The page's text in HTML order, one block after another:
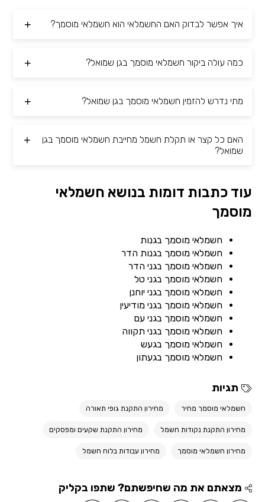
איך אפשר לבדוק האם החשמלאי הוא חשמלאי מוסמך?
כמה עולה ביקור חשמלאי מוסמך בגן שמואל?
מתי נדרש להזמין חשמלאי מוסמך בגן שמואל?
האם כל קצר או תקלת חשמל מחייבת חשמלאי מוסמך בגן
שמואל?
עוד כתבות דומות בנושא חשמלאי
מוסמך
חשמלאי מוסמך בגנות
חשמלאי מוסמך בגנות הדר
חשמלאי מוסמך בגני הדר
חשמלאי מוסמך בגני טל
חשמלאי מוסמך בגני יוחנן
חשמלאי מוסמך בגני מודיעין
חשמלאי מוסמך בגני עם
חשמלאי מוסמך בגני תקווה
חשמלאי מוסמך בגעש
חשמלאי מוסמך בגעתון
תגיות
חשמלאי מוסמך מחיר מחירון התקנת גופי תאורה
מחירון התקנת נקודות חשמל מחירון התקנת שקעים ומפסקים
מחירון חשמלאי מוסמך מחירון עבודות בלוח חשמל
מצאתם את מה שחיפשתם? שתפו בקליק